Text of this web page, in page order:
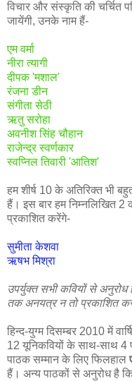
विचार और संस्कृति की चर्चित
जायेंगी, उनके नाम हैं-
एम वर्मा
नीरा त्यागी
दीपक 'मशाल'
रंजना डीन
संगीता सेठी
ऋतु सरोहा
अवनीश सिंह चौहान
राजेन्द्र स्वर्णकार
स्वप्निल तिवारी 'आतिश'
हम शीर्ष 10 के अतिरिक्त भी
हैं। इस बार हम निम्नलिखित
प्रकाशित करेंगे-
सुमीता केशवा
ऋषभ मिश्रा
उपर्युक्त सभी कवियों से
तक अनयत्र न तो प्रकाशित
हिन्द-युग्म दिसम्बर 2010 में
12 यूनिकवियों के साथ-साथ 4
पाठक सम्मान के लिए फिलहाल
हैं। अन्य पाठकों से अनुरोध है